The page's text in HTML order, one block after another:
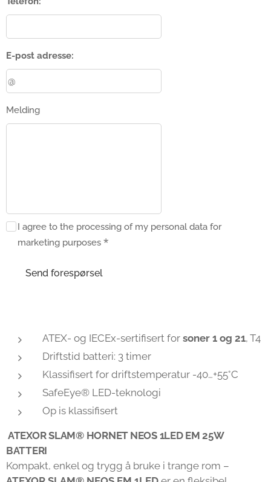
E-post adresse:
Melding
I agree to the processing of my personal data for
marketing purposes
Send forespørsel
ATEX- og IECEx-sertifisert for soner 1 og 21, T4
Driftstid batteri: 3 timer
Klassifisert for driftstemperatur -40…+55°C
SafeEye® LED-teknologi
Op is klassifisert
ATEXOR SLAM® HORNET NEOS 1LED EM 25W
BATTERI
Kompakt, enkel og trygg å bruke i trange rom –